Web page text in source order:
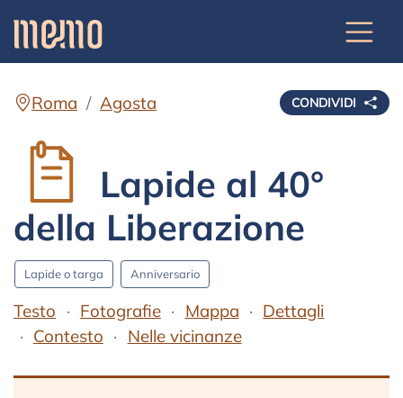
CONDIVIDI
Roma Agosta
Lapide al 40°
della Liberazione
Lapide o targa Anniversario
Testo Fotografie Mappa
Dettagli
Contesto
Nelle vicinanze